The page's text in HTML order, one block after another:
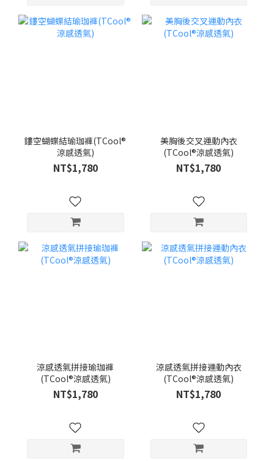
鏤空蝴蝶結瑜珈褲(TCool®
涼感透氣)
NT$1,780
美胸後交叉運動內衣
(TCool®涼感透氣)
NT$1,780
涼感透氣拼接瑜珈褲
(TCool®涼感透氣)
NT$1,780
涼感透氣拼接運動內衣
(TCool®涼感透氣)
NT$1,780